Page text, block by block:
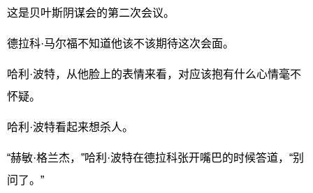
这是贝叶斯阴谋会的第二次会议。
德拉科·马尔福不知道他该不该期待这次会面。
哈利·波特，从他脸上的表情来看，对应该抱有什么心情毫不
怀疑。
哈利·波特看起来想杀人。
“赫敏·格兰杰，”哈利·波特在德拉科张开嘴巴的时候答道，“别
问了。”